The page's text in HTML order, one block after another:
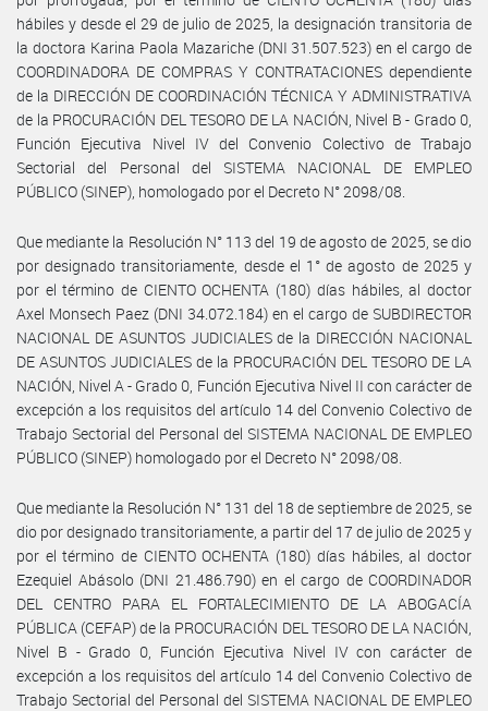
hábiles y desde el 29 de julio de 2025, la designación transitoria de
la doctora Karina Paola Mazariche (DNI 31.507.523) en el cargo de
COORDINADORA DE COMPRAS Y CONTRATACIONES dependiente
de la DIRECCIÓN DE COORDINACIÓN TÉCNICA Y ADMINISTRATIVA
de la PROCURACIÓN DEL TESORO DE LA NACIÓN, Nivel B - Grado 0,
Función Ejecutiva Nivel IV del Convenio Colectivo de Trabajo
Sectorial del Personal del SISTEMA NACIONAL DE EMPLEO
PÚBLICO (SINEP), homologado por el Decreto N° 2098/08.
Que mediante la Resolución N° 113 del 19 de agosto de 2025, se dio
por designado transitoriamente, desde el 1° de agosto de 2025 y
por el término de CIENTO OCHENTA (180) días hábiles, al doctor
Axel Monsech Paez (DNI 34.072.184) en el cargo de SUBDIRECTOR
NACIONAL DE ASUNTOS JUDICIALES de la DIRECCIÓN NACIONAL
DE ASUNTOS JUDICIALES de la PROCURACIÓN DEL TESORO DE LA
NACIÓN, Nivel A - Grado 0, Función Ejecutiva Nivel II con carácter de
excepción a los requisitos del artículo 14 del Convenio Colectivo de
Trabajo Sectorial del Personal del SISTEMA NACIONAL DE EMPLEO
PÚBLICO (SINEP) homologado por el Decreto N° 2098/08.
Que mediante la Resolución N° 131 del 18 de septiembre de 2025, se
dio por designado transitoriamente, a partir del 17 de julio de 2025 y
por el término de CIENTO OCHENTA (180) días hábiles, al doctor
Ezequiel Abásolo (DNI 21.486.790) en el cargo de COORDINADOR
DEL CENTRO PARA EL FORTALECIMIENTO DE LA ABOGACÍA
PÚBLICA (CEFAP) de la PROCURACIÓN DEL TESORO DE LA NACIÓN,
Nivel B - Grado 0, Función Ejecutiva Nivel IV con carácter de
excepción a los requisitos del artículo 14 del Convenio Colectivo de
Trabajo Sectorial del Personal del SISTEMA NACIONAL DE EMPLEO